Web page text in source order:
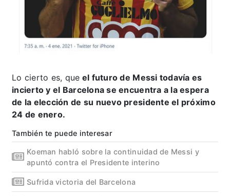
Lo cierto es, que el futuro de Messi todavía es
incierto y el Barcelona se encuentra a la espera
de la elección de su nuevo presidente el próximo
24 de enero.
También te puede interesar
Koeman habló sobre la continuidad de Messi y
apuntó contra el Presidente interino
Sufrida victoria del Barcelona